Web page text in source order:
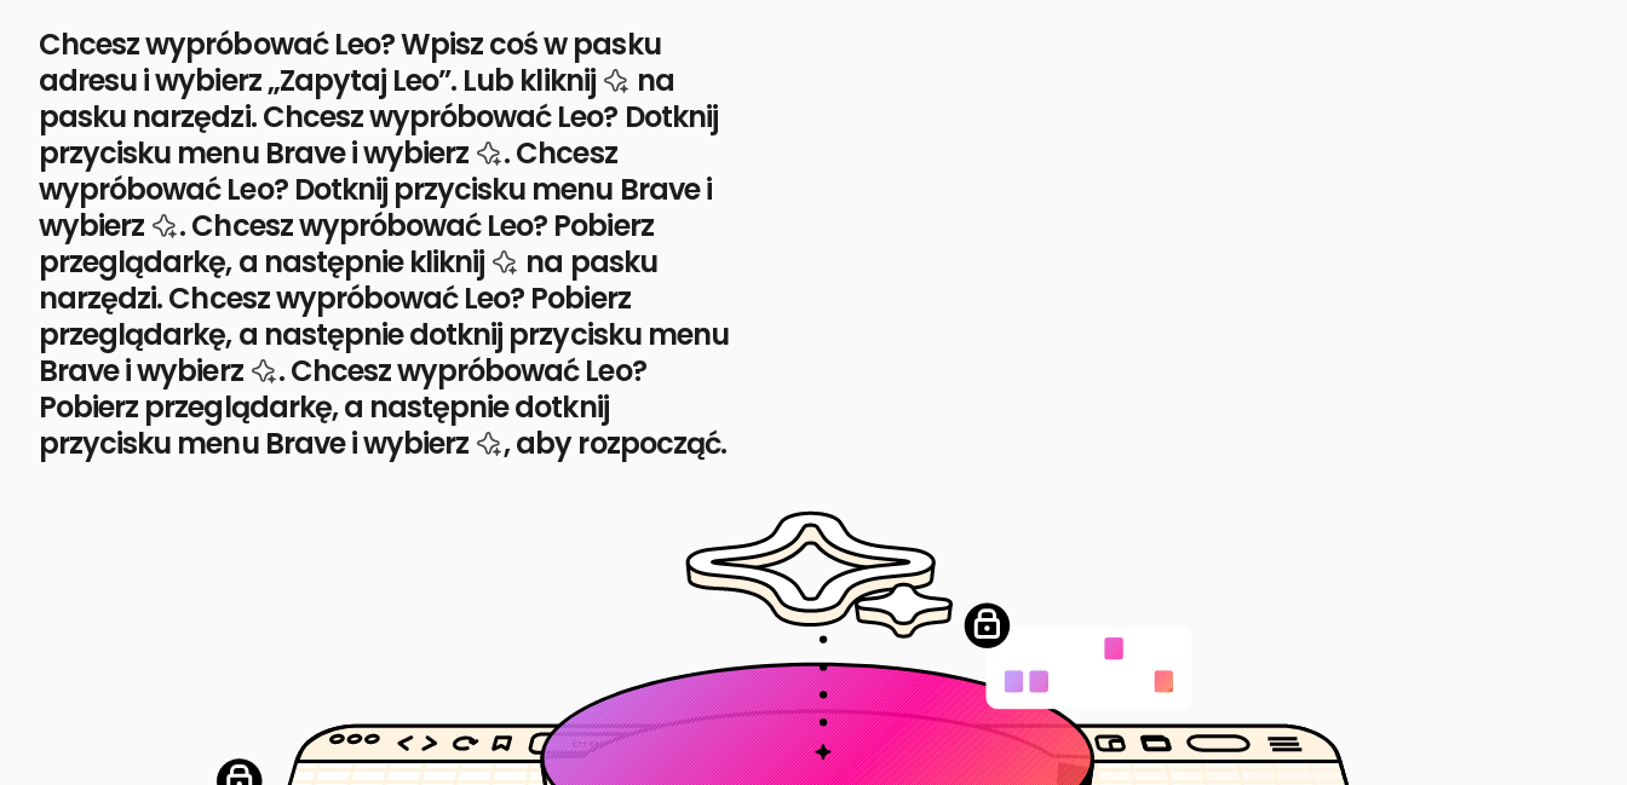
Chcesz wypróbować Leo? Wpisz coś w pasku
adresu i wybierz „Zapytaj Leo”. Lub kliknij
ikonę Leo AI
na
pasku narzędzi.Chcesz wypróbować Leo? Dotknij
przycisku menu Brave i wybierz
ikonę Leo SI
.Chcesz
wypróbować Leo? Dotknij przycisku menu Brave i
wybierz
ikonę Leo SI
.Chcesz wypróbować Leo? Pobierz
przeglądarkę, a następnie kliknij
ikonę SI Leo
na pasku
narzędzi.Chcesz wypróbować Leo? Pobierz
przeglądarkę, a następnie dotknij przycisku menu
Brave i wybierz
ikonę SI Leo
.Chcesz wypróbować Leo?
Pobierz przeglądarkę, a następnie dotknij
przycisku menu Brave i wybierz
ikonę Leo SI
, aby rozpocząć.